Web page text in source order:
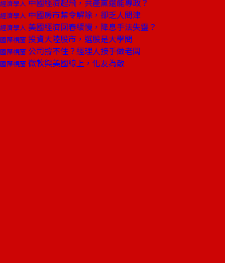
經濟學人 中國經濟起飛，共產黨還能專政？
經濟學人 中國房市禁令解除，卻乏人問津
經濟學人 美國經濟回春緩慢，降息手法失靈？
國際視窗 投資大陸股市，選股是大學問
國際視窗 公司撐不住？經理人接手做老闆
國際視窗 微軟與美國線上，化友為敵